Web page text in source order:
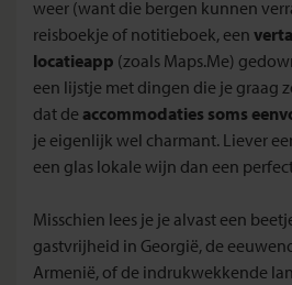
weer (want die bergen kunnen
reisboekje of notitieboek, een
locatieapp (zoals Maps.Me)
een lijstje met dingen die je graag
dat de accommodaties soms
je eigenlijk wel charmant. Liever
een glas lokale wijn dan een
Misschien lees je je alvast een
gastvrijheid in Georgië, de
Armenië, of de indrukwekkende